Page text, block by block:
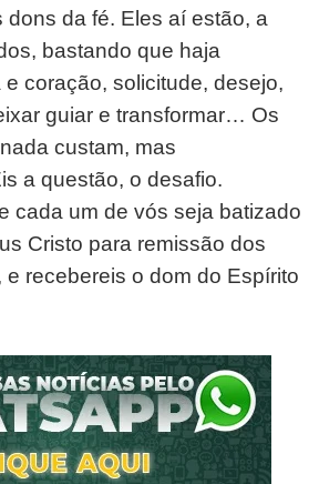
dons da fé. Eles aí estão, a
bastando que haja
coração, solicitude, desejo,
guiar e transformar… Os
custam, mas
a questão, o desafio.
cada um de vós seja batizado
Cristo para remissão dos
recebereis o dom do Espírito